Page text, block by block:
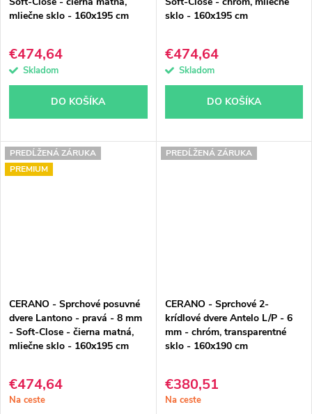
mliečne sklo - 160x195 cm
€474,64
Skladom
DO KOŠÍKA
sklo - 160x195 cm
€474,64
Skladom
DO KOŠÍKA
PREDĹŽENÁ ZÁRUKA
PREMIUM
CERANO - Sprchové posuvné
dvere Lantono - pravá - 8 mm
- Soft-Close - čierna matná,
mliečne sklo - 160x195 cm
€474,64
Na ceste
PREDĹŽENÁ ZÁRUKA
CERANO - Sprchové 2-
krídlové dvere Antelo L/P - 6
mm - chróm, transparentné
sklo - 160x190 cm
€380,51
Na ceste